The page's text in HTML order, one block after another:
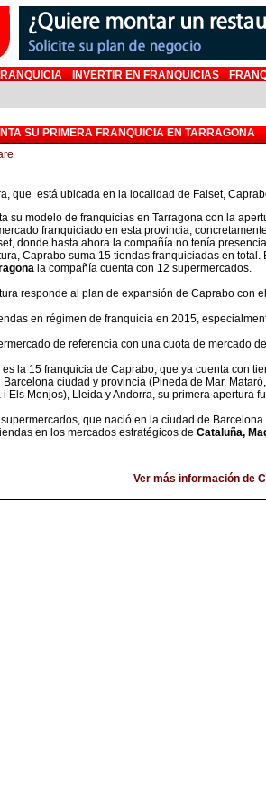
INVERTIR EN FRANQUICIAS
SU PRIMERA FRANQUICIA EN TARRAGONA
que está ubicada en la localidad de Falset,
su modelo de franquicias en Tarragona con la
franquiciado en esta provincia,
donde hasta ahora la compañía no tenía
Caprabo suma 15 tiendas franquiciadas en total.
la compañía cuenta con 12 supermercados.
responde al plan de expansión de Caprabo con
en régimen de franquicia en 2015,
de referencia con una cuota de mercado
es la 15 franquicia de Caprabo, que ya cuenta con
ciudad y provincia (Pineda de Mar,
Els Monjos), Lleida y Andorra, su primera apertura
que nació en la ciudad de
en los mercados estratégicos de Cataluña,
Ver más información de